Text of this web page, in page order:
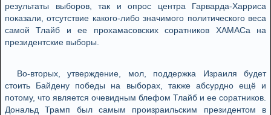
результаты выборов, так и опрос центра Гарварда-Харриса
показали, отсутствие какого-либо значимого политического веса
самой Тлайб и ее прохамасовских соратников ХАМАСа на
президентские выборы.
Во-вторых, утверждение, мол, поддержка Израиля будет
стоить Байдену победы на выборах, также абсурдно ещё и
потому, что является очевидным блефом Тлайб и ее соратников.
Дональд Трамп был самым произраильским президентом в